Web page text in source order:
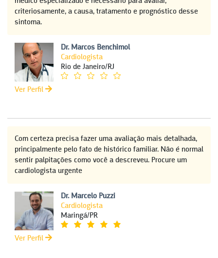
criteriosamente, a causa, tratamento e prognóstico desse
sintoma.
Dr. Marcos Benchimol
Cardiologista
Rio de Janeiro/RJ
Ver Perfil
Com certeza precisa fazer uma avaliação mais detalhada,
principalmente pelo fato de histórico familiar. Não é normal
sentir palpitações como você a descreveu. Procure um
cardiologista urgente
Dr. Marcelo Puzzi
Cardiologista
Maringá/PR
Ver Perfil